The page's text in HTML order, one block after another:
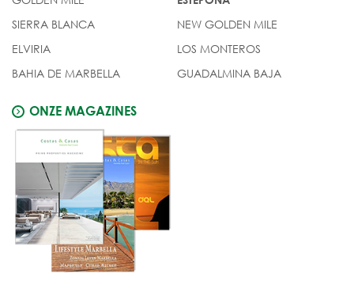
SIERRA BLANCA
ELVIRIA
BAHIA DE MARBELLA
NEW GOLDEN MILE
LOS MONTEROS
GUADALMINA BAJA
ONZE MAGAZINES